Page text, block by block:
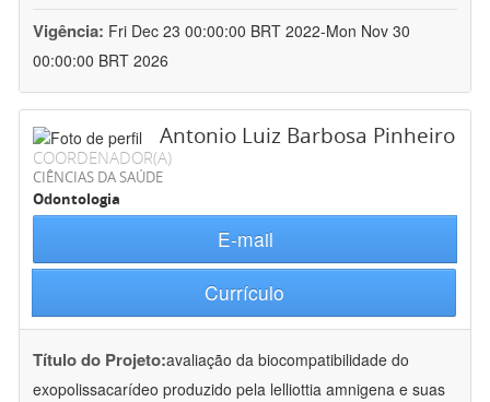
Vigência: Fri Dec 23 00:00:00 BRT 2022-Mon Nov 30
00:00:00 BRT 2026
Antonio Luiz Barbosa Pinheiro
COORDENADOR(A)
CIÊNCIAS DA SAÚDE
Odontologia
E-mail
Currículo
Título do Projeto:avaliação da biocompatibilidade do
exopolissacarídeo produzido pela lelliottia amnigena e suas